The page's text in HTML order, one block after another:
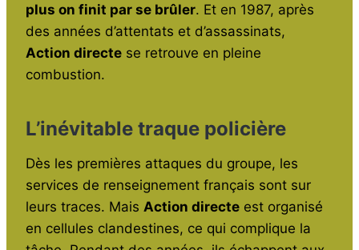
plus on finit par se brûler. Et en 1987, après
des années d’attentats et d’assassinats,
Action directe se retrouve en pleine
combustion.
L’inévitable traque policière
Dès les premières attaques du groupe, les
services de renseignement français sont sur
leurs traces. Mais Action directe est organisé
en cellules clandestines, ce qui complique la